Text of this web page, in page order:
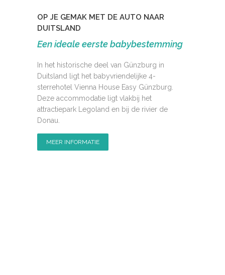
OP JE GEMAK MET DE AUTO NAAR
DUITSLAND
Een ideale eerste babybestemming
In het historische deel van Günzburg in
Duitsland ligt het babyvriendelijke 4-
sterrehotel Vienna House Easy Günzburg.
Deze accommodatie ligt vlakbij het
attractiepark Legoland en bij de rivier de
Donau.
MEER INFORMATIE